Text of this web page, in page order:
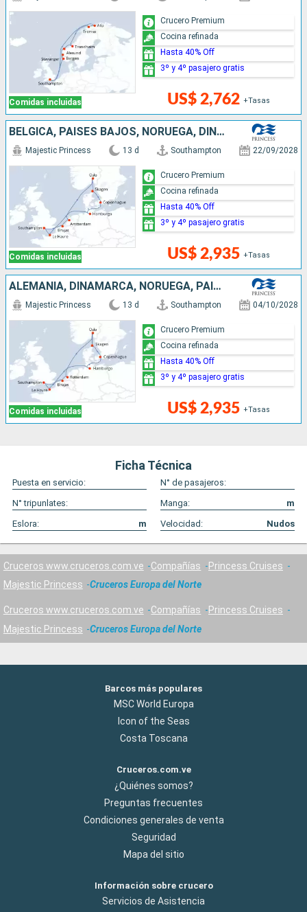
Comidas incluidas US$ 2,762 +Tasas
Crucero Premium
Cocina refinada
Hasta 40% Off
3º y 4º pasajero gratis
BÉLGICA, PAISES BAJOS, NORUEGA, DINAMARCA, ALEMANIA, FRANCIA, REINO UNIDO
Comidas incluidas
Majestic Princess 13 d Southampton 22/09/2028
US$ 2,935 +Tasas
Crucero Premium
Cocina refinada
Hasta 40% Off
3º y 4º pasajero gratis
ALEMANIA, DINAMARCA, NORUEGA, PAISES BAJOS, BÉLGICA, FRANCIA, REINO UNIDO
Comidas incluidas
Majestic Princess 13 d Southampton 04/10/2028
US$ 2,935 +Tasas
Crucero Premium
Cocina refinada
Hasta 40% Off
3º y 4º pasajero gratis
Ficha Técnica
Puesta en servicio:
N° de pasajeros:
N° tripunlates:
Manga:
m
Eslora:
m Velocidad: Nudos
Cruceros www.cruceros.com.ve Compañías
Princess Cruises
Majestic Princess
Cruceros Europa del Norte
Cruceros www.cruceros.com.ve Compañías
Princess Cruises
Majestic Princess
Cruceros Europa del Norte
Barcos más populares
MSC World Europa
Icon of the Seas
Costa Toscana
Cruceros.com.ve
¿Quiénes somos?
Preguntas frecuentes
Condiciones generales de venta
Seguridad
Mapa del sitio
Información sobre crucero
Servicios de Asistencia